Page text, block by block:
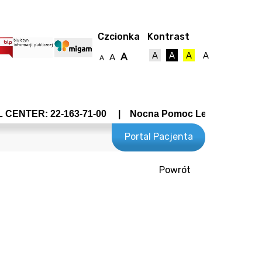
Czcionka
A A A
Kontrast
A A A A
22-163-71-00 | Nocna Pomoc Lekarska -
Portal Pacjenta
Powrót